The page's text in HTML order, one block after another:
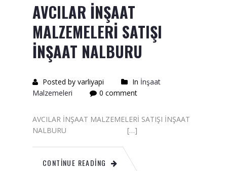
Alçıpan Vidası Satışı
Kazma Satışı – Toptan,
Perakende Satış Firması
Betokontak Astar
Alçı Yapıştırma Malzemesi
Satışı
Kaba İnşaat Malzemeleri
AVCILAR İNŞAAT
MALZEMELERİ SATIŞI
İNŞAAT NALBURU
Posted by varliyapi In İnşaat
Malzemeleri
0 comment
AVCILAR İNŞAAT MALZEMELERİ SATIŞI İNŞAAT
NALBURU […]
CONTINUE READING